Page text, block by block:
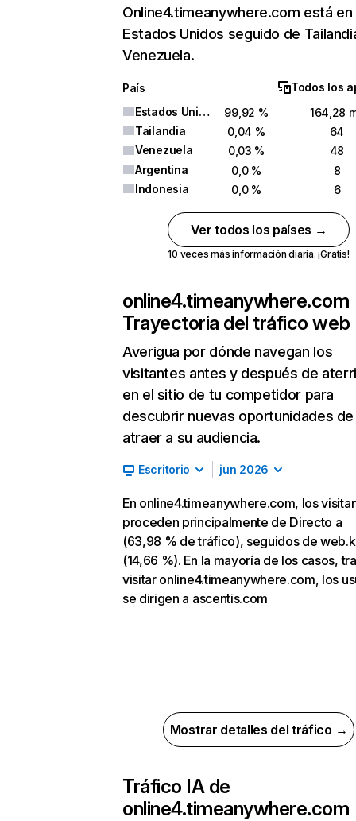
Online4.timeanywhere.com está en
Estados Unidos seguido de
Venezuela.
País
Todos los
Estados Unidos
99,92 %
164,28
Tailandia
0,04 %
64
Venezuela
0,03 %
48
Argentina
0,0 %
8
Indonesia
0,0 % 6
Ver todos los países →
10 veces más información diaria. ¡Gratis!
online4.timeanywhere.com
Trayectoria del tráfico web
Averigua por dónde navegan los
visitantes antes y después de
en el sitio de tu competidor para
descubrir nuevas oportunidades de
atraer a su audiencia.
Escritorio jun 2026
En online4.timeanywhere.com, los
proceden principalmente de Directo a
(63,98 % de tráfico), seguidos de
(14,66 %). En la mayoría de los casos,
visitar online4.timeanywhere.com, los
se dirigen a ascentis.com
Mostrar detalles del tráfico →
Tráfico IA de
online4.timeanywhere.com